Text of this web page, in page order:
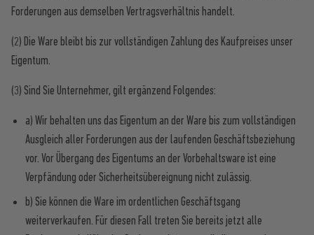
Forderungen aus demselben Vertragsverhältnis handelt.
(2) Die Ware bleibt bis zur vollständigen Zahlung des Kaufpreises unser
Eigentum.
(3) Sind Sie Unternehmer, gilt ergänzend Folgendes:
a) Wir behalten uns das Eigentum an der Ware bis zum vollständigen
Ausgleich aller Forderungen aus der laufenden Geschäftsbeziehung
vor. Vor Übergang des Eigentums an der Vorbehaltsware ist eine
Verpfändung oder Sicherheitsübereignung nicht zulässig.
b) Sie können die Ware im ordentlichen Geschäftsgang
weiterverkaufen. Für diesen Fall treten Sie bereits jetzt alle